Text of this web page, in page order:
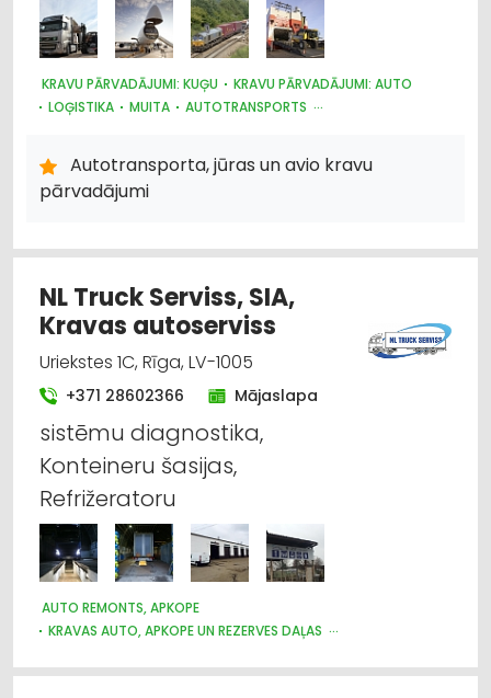
KRAVU PĀRVADĀJUMI: KUĢU
KRAVU PĀRVADĀJUMI: AUTO
LOĢISTIKA
MUITA
AUTOTRANSPORTS
KRAVU PĀRVADĀJUMI: DZELZCEĻA
Autotransporta, jūras un avio kravu
pārvadājumi
NL Truck Serviss, SIA,
Kravas autoserviss
Uriekstes 1C, Rīga, LV-1005
+371 28602366 Mājaslapa
sistēmu diagnostika,
Konteineru šasijas,
Refrižeratoru
AUTO REMONTS, APKOPE
KRAVAS AUTO, APKOPE UN REZERVES DAĻAS